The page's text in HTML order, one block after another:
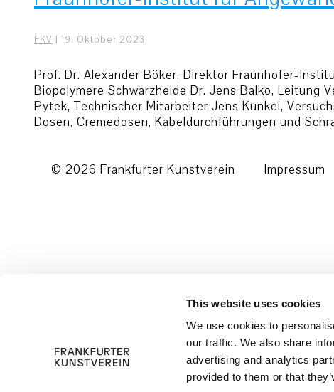
This website uses cookies
We use cookies to
our traffic. We also share
advertising and analytics
provided to them or that
FKV | 19. Oktober 2023
Prof. Dr. Alexander Böker, Direktor Fraunhofer-
Biopolymere Schwarzheide Dr. Jens Balko, Leitung
Pytek, Technischer Mitarbeiter Jens Kunkel,
Dosen, Cremedosen, Kabeldurchführungen und
© 2026 Frankfurter Kunstverein Impressum